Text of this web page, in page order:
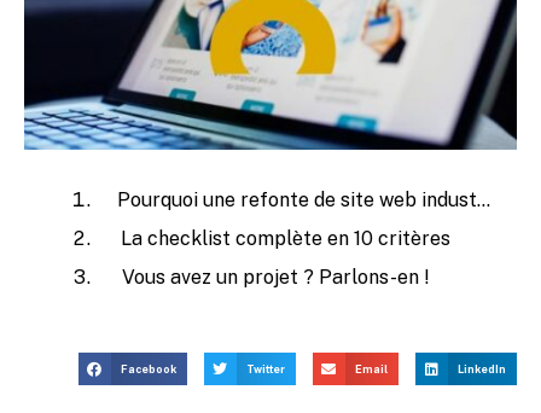
Pourquoi une refonte de site web industriel est-elle différente des autres ?
La checklist complète en 10 critères
Vous avez un projet ? Parlons-en !
Facebook Twitter Email LinkedIn